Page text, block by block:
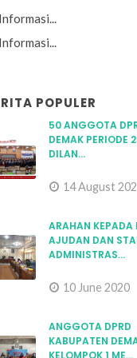
POPULER
50 ANGGOTA
DEMAK PERIODE
DILAN...
14 August
ARAHAN KEPADA
AJUDAN DAN
ADMINISTRAS...
10 June 2020
ANGGOTA DPRD
KABUPATEN
KELOMPOK 1 ME...